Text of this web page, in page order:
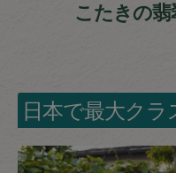
こたきの
日本で最大ク